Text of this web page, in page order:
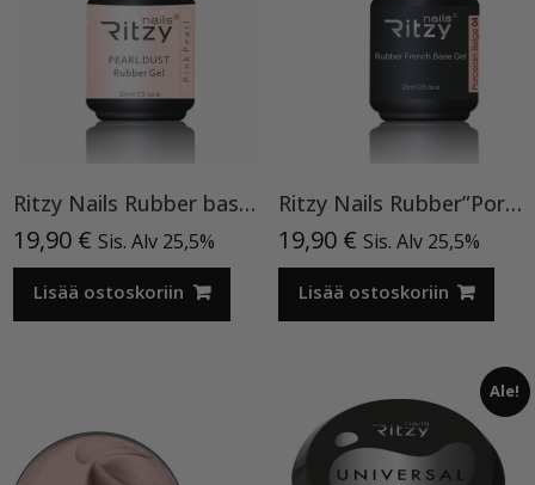
Ritzy Nails Rubber base ”Pink Pearl” pohjageeli, 15 ml
19,90 € Sis. Alv 25,5%
Lisää ostoskoriin
Ritzy Nails Rubber”Porcelain Beige” 04,15ml
19,90 € Sis. Alv 25,5%
Lisää ostoskoriin
Ale!